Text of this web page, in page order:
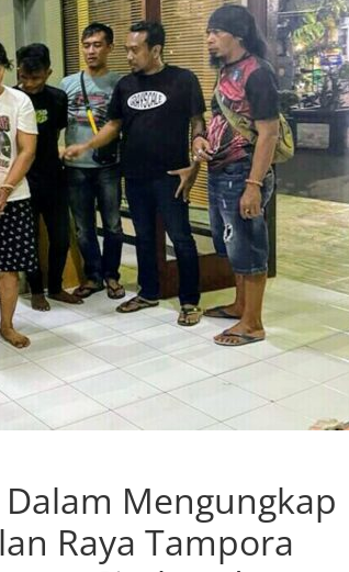
Mengungkap
Raya Tampora
Breaking news
Ragam
Peristiwa
Situbondo
Tragedi Meninggalnya
Seorang Pria Saat Mandi
Sumber Mata Air Desa
Situbondo
SuyonoSH 0